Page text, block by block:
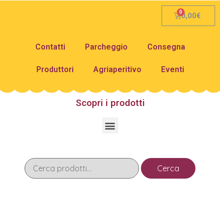
0,00€
Contatti Parcheggio Consegna
Produttori Agriaperitivo Eventi
Scopri i prodotti
Cerca